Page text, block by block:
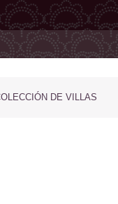
DE VILLAS